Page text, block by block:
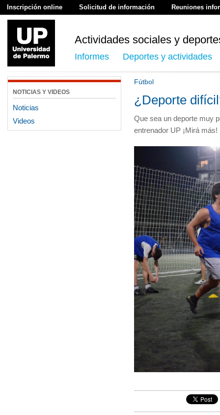
Inscripción online Solicitud de información Reuniones
Actividades sociales y
Informes Deportes y actividades
NOTICIAS Y VIDEOS
Noticias
Videos
Fútbol
¿Deporte
Que sea un deporte muy
entrenador UP ¡Mirá más!